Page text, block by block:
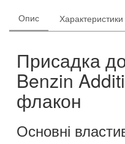
Опис Характеристики
Присадка
Benzin
флакон
Основні